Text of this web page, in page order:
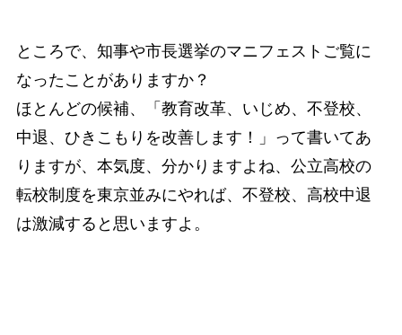
ところで、知事や市長選挙のマニフェストご覧に
なったことがありますか？
ほとんどの候補、「教育改革、いじめ、不登校、
中退、ひきこもりを改善します！」って書いてあ
りますが、本気度、分かりますよね、公立高校の
転校制度を東京並みにやれば、不登校、高校中退
は激減すると思いますよ。